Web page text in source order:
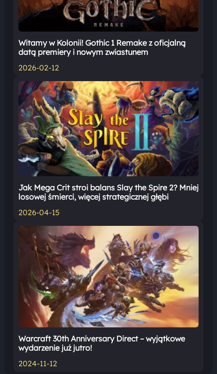
Witamy w Kolonii! Gothic 1 Remake z oficjalną
datą premiery i nowym zwiastunem
2026-02-12
Jak Mega Crit stroi balans Slay the Spire 2? Mniej
losowej śmierci, więcej strategicznej głębi
2026-04-15
Warcraft 30th Anniversary Direct – wyjątkowe
wydarzenie już jutro!
2024-11-12